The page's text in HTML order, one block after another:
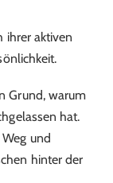
ihrer aktiven
Grund, warum
hat.
und
hinter der